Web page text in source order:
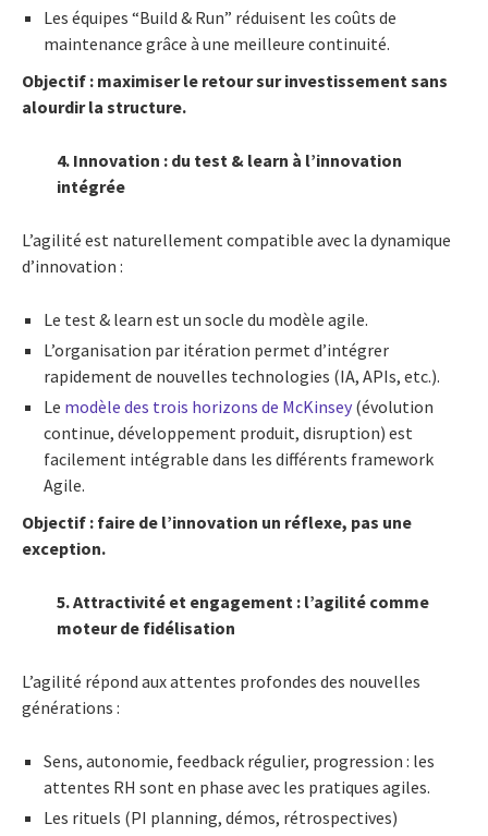
Les équipes “Build & Run” réduisent les coûts de
maintenance grâce à une meilleure continuité.
Objectif : maximiser le retour sur investissement sans
alourdir la structure.
4. Innovation : du test & learn à l’innovation
intégrée
L’agilité est naturellement compatible avec la dynamique
d’innovation :
Le test & learn est un socle du modèle agile.
L’organisation par itération permet d’intégrer
rapidement de nouvelles technologies (IA, APIs, etc.).
Le modèle des trois horizons de McKinsey (évolution
continue, développement produit, disruption) est
facilement intégrable dans les différents framework
Agile.
Objectif : faire de l’innovation un réflexe, pas une
exception.
5. Attractivité et engagement : l’agilité comme
moteur de fidélisation
L’agilité répond aux attentes profondes des nouvelles
générations :
Sens, autonomie, feedback régulier, progression : les
attentes RH sont en phase avec les pratiques agiles.
Les rituels (PI planning, démos, rétrospectives)